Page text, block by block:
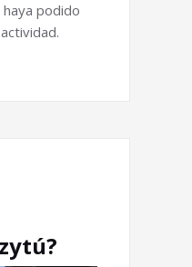
podido